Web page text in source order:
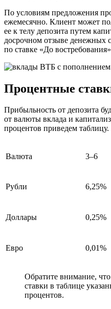
По условиям предложения
ежемесячно. Клиент может
ее к телу депозита путем
досрочном отзыве денежных
по ставке «До
Процентные
Прибыльность от депозита
от валюты вклада и
процентов приведем таблицу.
Валюта 3–6
Рубли 6,25%
Доллары 0,25%
Евро 0,01%
Обратите внимание,
ставки в таблице
процентов.